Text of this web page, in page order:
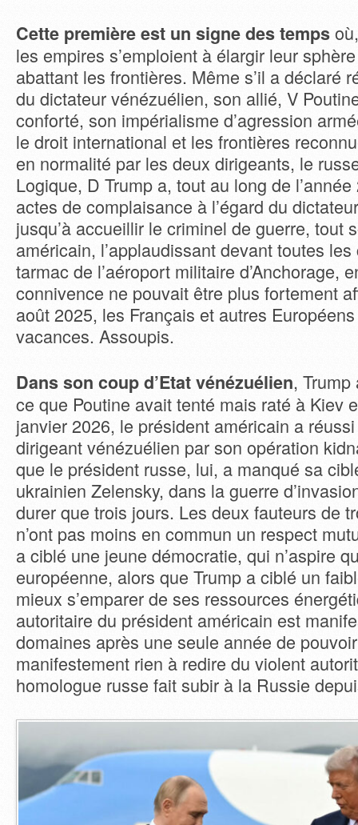
Cette première est un signe des temps
les empires s’emploient à élargir leur
abattant les frontières. Même s’il a déclaré
du dictateur vénézuélien, son allié, V
conforté, son impérialisme d’agression
le droit international et les frontières
en normalité par les deux dirigeants, le
Logique, D Trump a, tout au long de
actes de complaisance à l’égard du
jusqu’à accueillir le criminel de guerre, tout
américain, l’applaudissant devant toutes
tarmac de l’aéroport militaire d’Anchorage,
connivence ne pouvait être plus fortement
août 2025, les Français et autres
vacances. Assoupis.
Dans son coup d’Etat vénézuélien,
ce que Poutine avait tenté mais raté à Kiev
janvier 2026, le président américain a
dirigeant vénézuélien par son opération
que le président russe, lui, a manqué sa
ukrainien Zelensky, dans la guerre
durer que trois jours. Les deux fauteurs de
n’ont pas moins en commun un respect
a ciblé une jeune démocratie, qui n’aspire
européenne, alors que Trump a ciblé un
mieux s’emparer de ses ressources
autoritaire du président américain est
domaines après une seule année de pouvoir
manifestement rien à redire du violent
homologue russe fait subir à la Russie